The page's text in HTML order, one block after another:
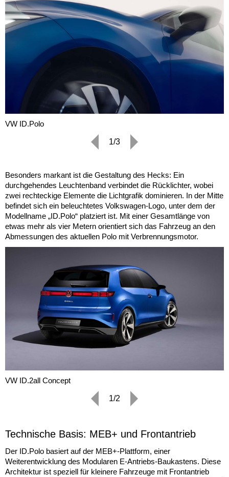
VW ID.Polo
1/3
Besonders markant ist die Gestaltung des Hecks: Ein
durchgehendes Leuchtenband verbindet die Rücklichter, wobei
zwei rechteckige Elemente die Lichtgrafik dominieren. In der Mitte
befindet sich ein beleuchtetes Volkswagen-Logo, unter dem der
Modellname „ID.Polo“ platziert ist. Mit einer Gesamtlänge von
etwas mehr als vier Metern orientiert sich das Fahrzeug an den
Abmessungen des aktuellen Polo mit Verbrennungsmotor.
VW ID.2all Concept
1/2
Technische Basis: MEB+ und Frontantrieb
Der ID.Polo basiert auf der MEB+-Plattform, einer
Weiterentwicklung des Modularen E-Antriebs-Baukastens. Diese
Architektur ist speziell für kleinere Fahrzeuge mit Frontantrieb